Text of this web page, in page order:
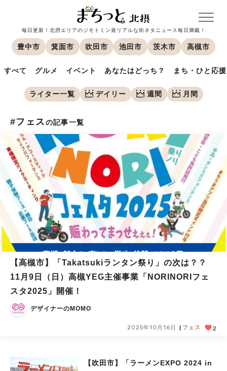
毎日更新！北摂エリアのジモトミン発リアルな街ネタニュース毎日満載！
豊中市 箕面市 吹田市 池田市 茨木市 高槻市
すべて グルメ イベント あなたはどっち？ まち・ひと応援
ライター一覧 デイリー 週間 月間
#フェスの記事一覧
【高槻市】「Takatsukiランタン祭り」の次は？？
11月9日（日）高槻YEG主催事業「NORINORIフェ
スタ2025」開催！
デザイナーのMOMO
2025年10月16日 フェス 2
【吹田市】「ラーメンEXPO 2024 in